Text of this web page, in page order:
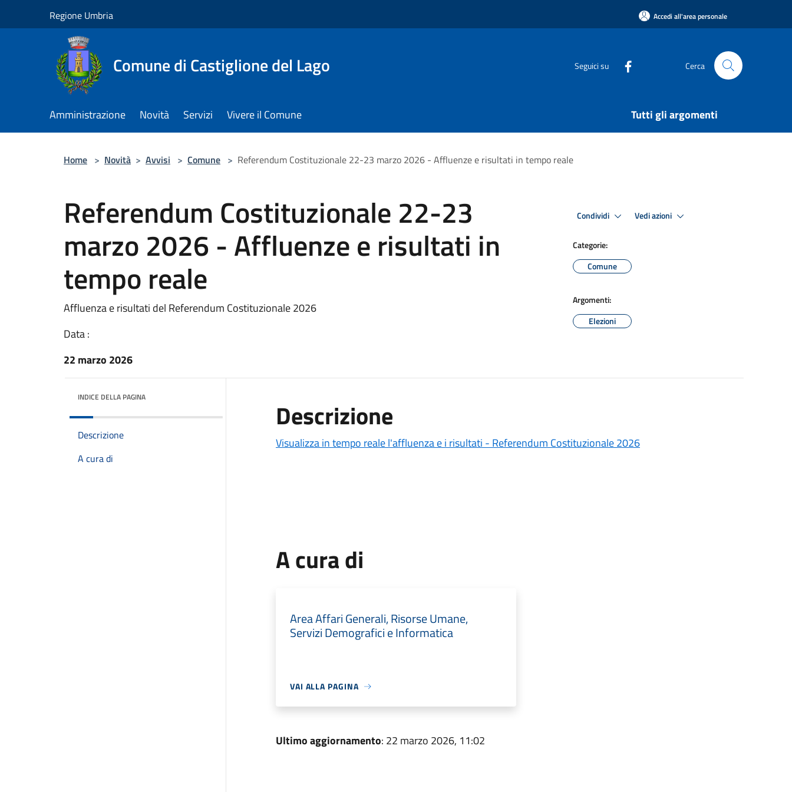
Regione Umbria Accedi all'area personale
Comune di Castiglione del Lago Seguici su Cerca
Amministrazione Novità Servizi Vivere il Comune Tutti gli argomenti
Home > Novità > Avvisi > Comune > Referendum Costituzionale 22-23 marzo 2026 - Affluenze e risultati in tempo reale
Referendum Costituzionale 22-23
marzo 2026 - Affluenze e risultati in
tempo reale
Affluenza e risultati del Referendum Costituzionale 2026
Data :
22 marzo 2026
Condividi Vedi azioni
Categorie:
Comune
Argomenti:
Elezioni
INDICE DELLA PAGINA
Descrizione
A cura di
Descrizione
Visualizza in tempo reale l'affluenza e i risultati - Referendum Costituzionale 2026
A cura di
Area Affari Generali, Risorse Umane,
Servizi Demografici e Informatica
VAI ALLA PAGINA
Ultimo aggiornamento: 22 marzo 2026, 11:02